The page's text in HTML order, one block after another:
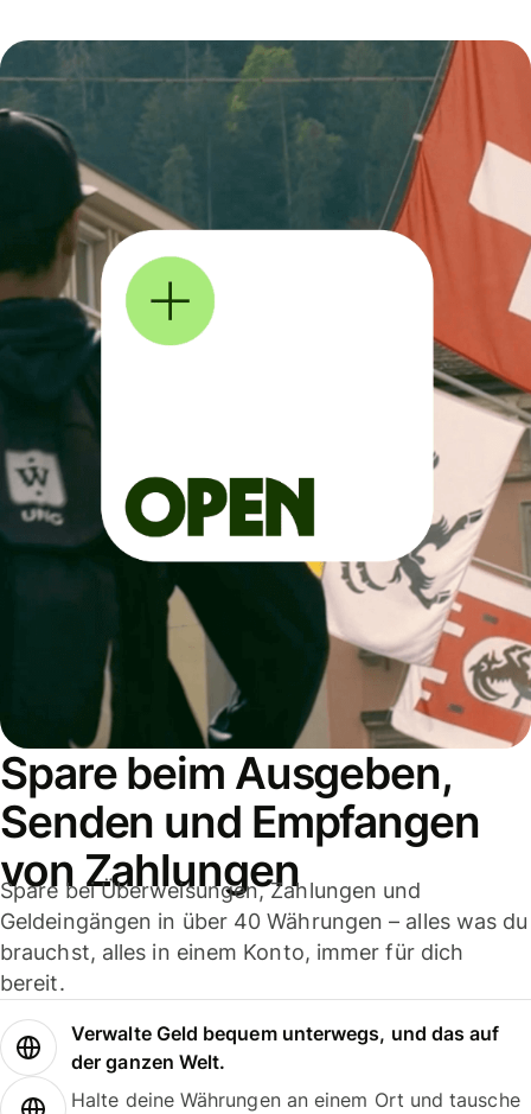
Spare beim Ausgeben,
Senden und Empfangen
von Zahlungen
Spare bei Überweisungen, Zahlungen und
Geldeingängen in über 40 Währungen – alles was du
brauchst, alles in einem Konto, immer für dich
bereit.
Verwalte Geld bequem unterwegs, und das auf
der ganzen Welt.
Halte deine Währungen an einem Ort und tausche